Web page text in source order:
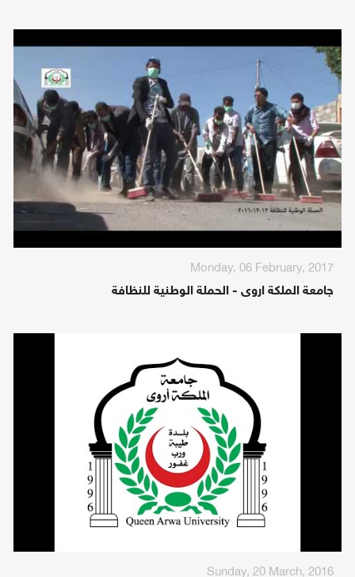
Monday, 06 February, 2017
جامعة الملكة اروى - الحملة الوطنية للنظافة
Sunday, 20 March, 2016